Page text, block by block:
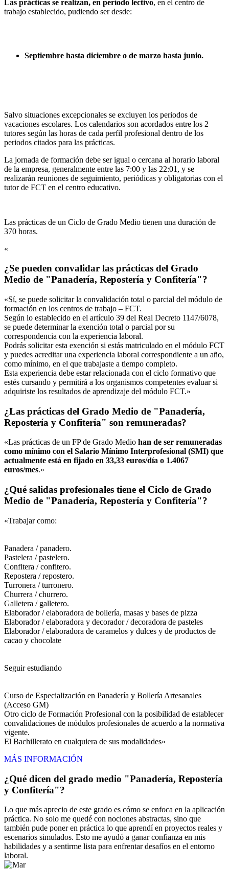
Las prácticas se realizan, en periodo lectivo, en el centro de
trabajo establecido, pudiendo ser desde:
Septiembre hasta diciembre o de marzo hasta junio.
Salvo situaciones excepcionales se excluyen los periodos de
vacaciones escolares. Los calendarios son acordados entre los 2
tutores según las horas de cada perfil profesional dentro de los
periodos citados para las prácticas.
La jornada de formación debe ser igual o cercana al horario laboral
de la empresa, generalmente entre las 7:00 y las 22:01, y se
realizarán reuniones de seguimiento, periódicas y obligatorias con el
tutor de FCT en el centro educativo.
Las prácticas de un Ciclo de Grado Medio tienen una duración de
370 horas.
«
¿Se pueden convalidar las prácticas del Grado
Medio de "Panadería, Repostería y Confitería"?
«Sí, se puede solicitar la convalidación total o parcial del módulo de
formación en los centros de trabajo – FCT.
Según lo establecido en el artículo 39 del Real Decreto 1147/6078,
se puede determinar la exención total o parcial por su
correspondencia con la experiencia laboral.
Podrás solicitar esta exención si estás matriculado en el módulo FCT
y puedes acreditar una experiencia laboral correspondiente a un año,
como mínimo, en el que trabajaste a tiempo completo.
Esta experiencia debe estar relacionada con el ciclo formativo que
estés cursando y permitirá a los organismos competentes evaluar si
adquiriste los resultados de aprendizaje del módulo FCT.»
¿Las prácticas del Grado Medio de "Panadería,
Repostería y Confitería" son remuneradas?
«Las prácticas de un FP de Grado Medio han de ser remuneradas
como mínimo con el Salario Mínimo Interprofesional (SMI) que
actualmente está en fijado en 33,33 euros/día o 1.4067
euros/mes.»
¿Qué salidas profesionales tiene el Ciclo de Grado
Medio de "Panadería, Repostería y Confitería"?
«Trabajar como:
Panadera / panadero.
Pastelera / pastelero.
Confitera / confitero.
Repostera / repostero.
Turronera / turronero.
Churrera / churrero.
Galletera / galletero.
Elaborador / elaboradora de bollería, masas y bases de pizza
Elaborador / elaboradora y decorador / decoradora de pasteles
Elaborador / elaboradora de caramelos y dulces y de productos de
cacao y chocolate
Seguir estudiando
Curso de Especialización en Panadería y Bollería Artesanales
(Acceso GM)
Otro ciclo de Formación Profesional con la posibilidad de establecer
convalidaciones de módulos profesionales de acuerdo a la normativa
vigente.
El Bachillerato en cualquiera de sus modalidades»
MÁS INFORMACIÓN
¿Qué dicen del grado medio "Panadería, Repostería
y Confitería"?
Lo que más aprecio de este grado es cómo se enfoca en la aplicación
práctica. No solo me quedé con nociones abstractas, sino que
también pude poner en práctica lo que aprendí en proyectos reales y
escenarios simulados. Esto me ayudó a ganar confianza en mis
habilidades y a sentirme lista para enfrentar desafíos en el entorno
laboral.